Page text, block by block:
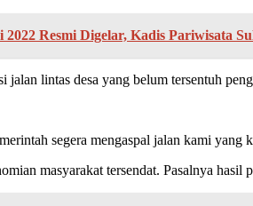
Resmi Digelar, Kadis Pariwisata
jalan lintas desa yang belum tersentuh
segera mengaspal jalan kami yang
masyarakat tersendat. Pasalnya